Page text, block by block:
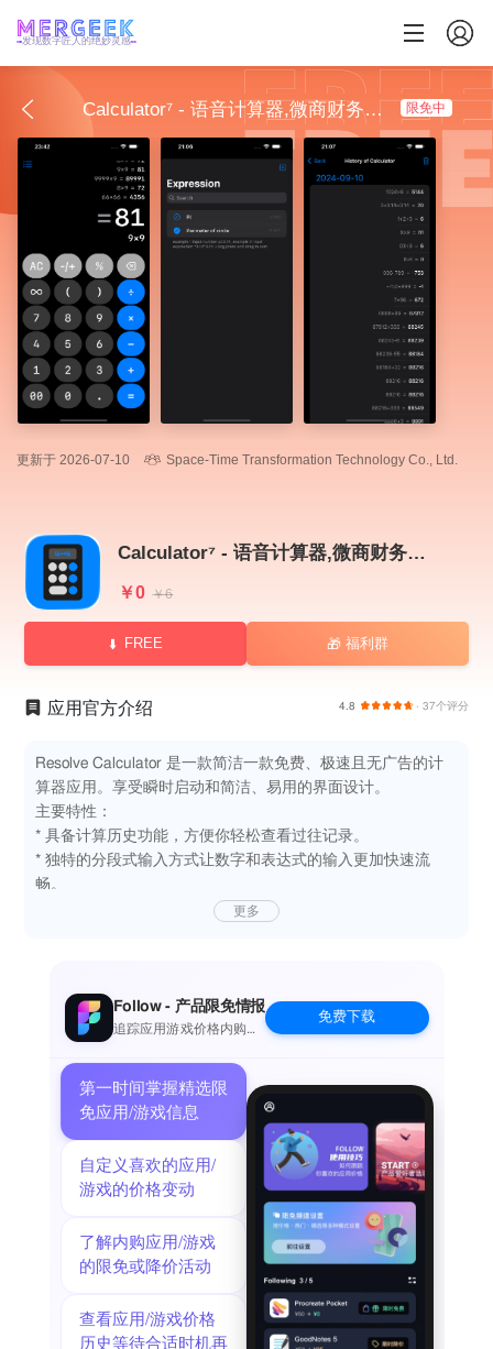
发现数字匠人的绝妙灵感
Calculator⁷ - 语音计算器,微商财务默认有声记账 限免中
更新于 2026-07-10 Space-Time Transformation Technology Co., Ltd.
Calculator⁷ - 语音计算器,微商财务默认有声记账
￥0 ￥6
FREE 🎁 福利群
应用官方介绍 4.8 · 37个评分
Resolve Calculator 是一款简洁一款免费、极速且无广告的计
算器应用。享受瞬时启动和简洁、易用的界面设计。
主要特性：
* 具备计算历史功能，方便你轻松查看过往记录。
* 独特的分段式输入方式让数字和表达式的输入更加快速流
畅。
* 支持 iPad 分屏展示， 支持横屏竖屏自适应
* 实时显示计算结果，不用再多次点击等于符号
* 支持回退删除
* 支持真人发音
* 编辑计算内容，如果输出可以修改任意位置内容
* 粘贴计算公式，可以从其他地方复制内容过来进行计算
更多
Follow - 产品限免情报
追踪应用游戏价格内购波
免费下载
第一时间掌握精选限
免应用/游戏信息
自定义喜欢的应用/
游戏的价格变动
了解内购应用/游戏
的限免或降价活动
查看应用/游戏价格
历史等待合适时机再